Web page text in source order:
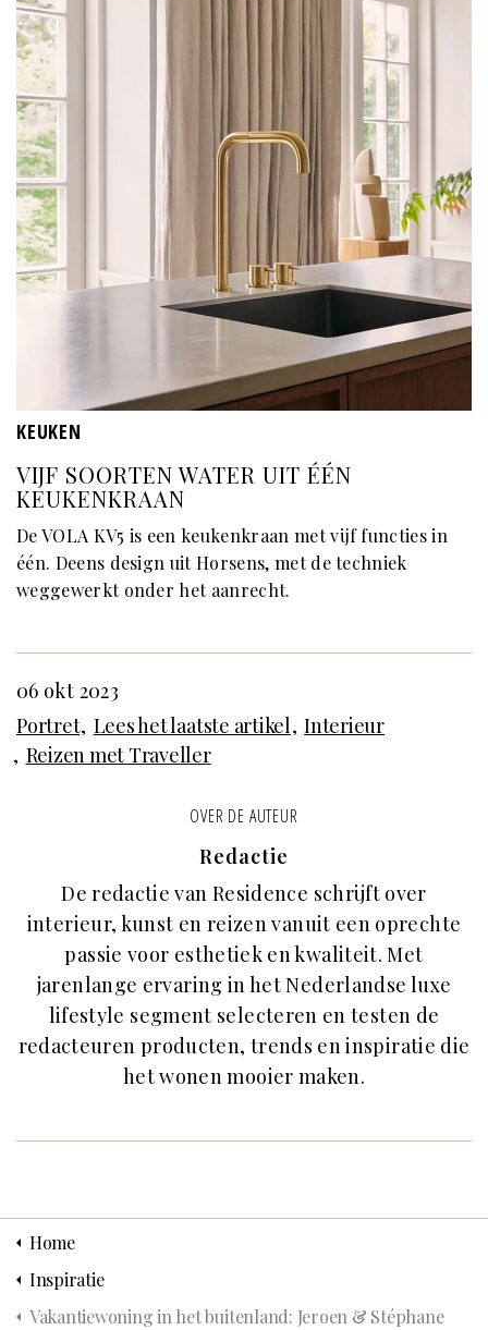
KEUKEN
VIJF SOORTEN WATER UIT ÉÉN
KEUKENKRAAN
De VOLA KV5 is een keukenkraan met vijf functies in
één. Deens design uit Horsens, met de techniek
weggewerkt onder het aanrecht.
06 okt 2023
Portret Lees het laatste artikel Interieur
Reizen met Traveller
OVER DE AUTEUR
Redactie
De redactie van Residence schrijft over
interieur, kunst en reizen vanuit een oprechte
passie voor esthetiek en kwaliteit. Met
jarenlange ervaring in het Nederlandse luxe
lifestyle segment selecteren en testen de
redacteuren producten, trends en inspiratie die
het wonen mooier maken.
Home
Inspiratie
Vakantiewoning in het buitenland: Jeroen & Stéphane